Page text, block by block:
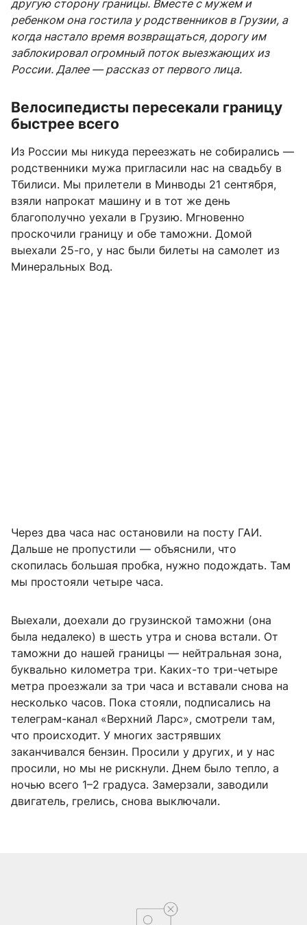
другую сторону границы. Вместе с мужем и
ребенком она гостила у родственников в Грузии, а
когда настало время возвращаться, дорогу им
заблокировал огромный поток выезжающих из
России. Далее — рассказ от первого лица.
Велосипедисты пересекали границу
быстрее всего
Из России мы никуда переезжать не собирались —
родственники мужа пригласили нас на свадьбу в
Тбилиси. Мы прилетели в Минводы 21 сентября,
взяли напрокат машину и в тот же день
благополучно уехали в Грузию. Мгновенно
проскочили границу и обе таможни. Домой
выехали 25-го, у нас были билеты на самолет из
Минеральных Вод.
Через два часа нас остановили на посту ГАИ.
Дальше не пропустили — объяснили, что
скопилась большая пробка, нужно подождать. Там
мы простояли четыре часа.
Выехали, доехали до грузинской таможни (она
была недалеко) в шесть утра и снова встали. От
таможни до нашей границы — нейтральная зона,
буквально километра три. Каких-то три-четыре
метра проезжали за три часа и вставали снова на
несколько часов. Пока стояли, подписались на
телеграм-канал «Верхний Ларс», смотрели там,
что происходит. У многих застрявших
заканчивался бензин. Просили у других, и у нас
просили, но мы не рискнули. Днем было тепло, а
ночью всего 1–2 градуса. Замерзали, заводили
двигатель, грелись, снова выключали.